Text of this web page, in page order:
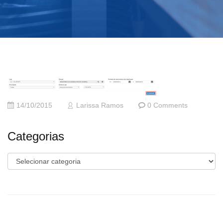
14/10/2015 Larissa Ramos 0 Comments
Categorias
Categorias